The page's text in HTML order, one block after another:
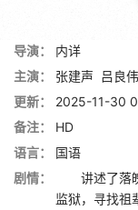
导演：
内详
主演：
张建声 吕良伟
更新：
2025-11-30
备注：
HD
语言：
国语
剧情：
讲述了落魄
监狱，寻找祖